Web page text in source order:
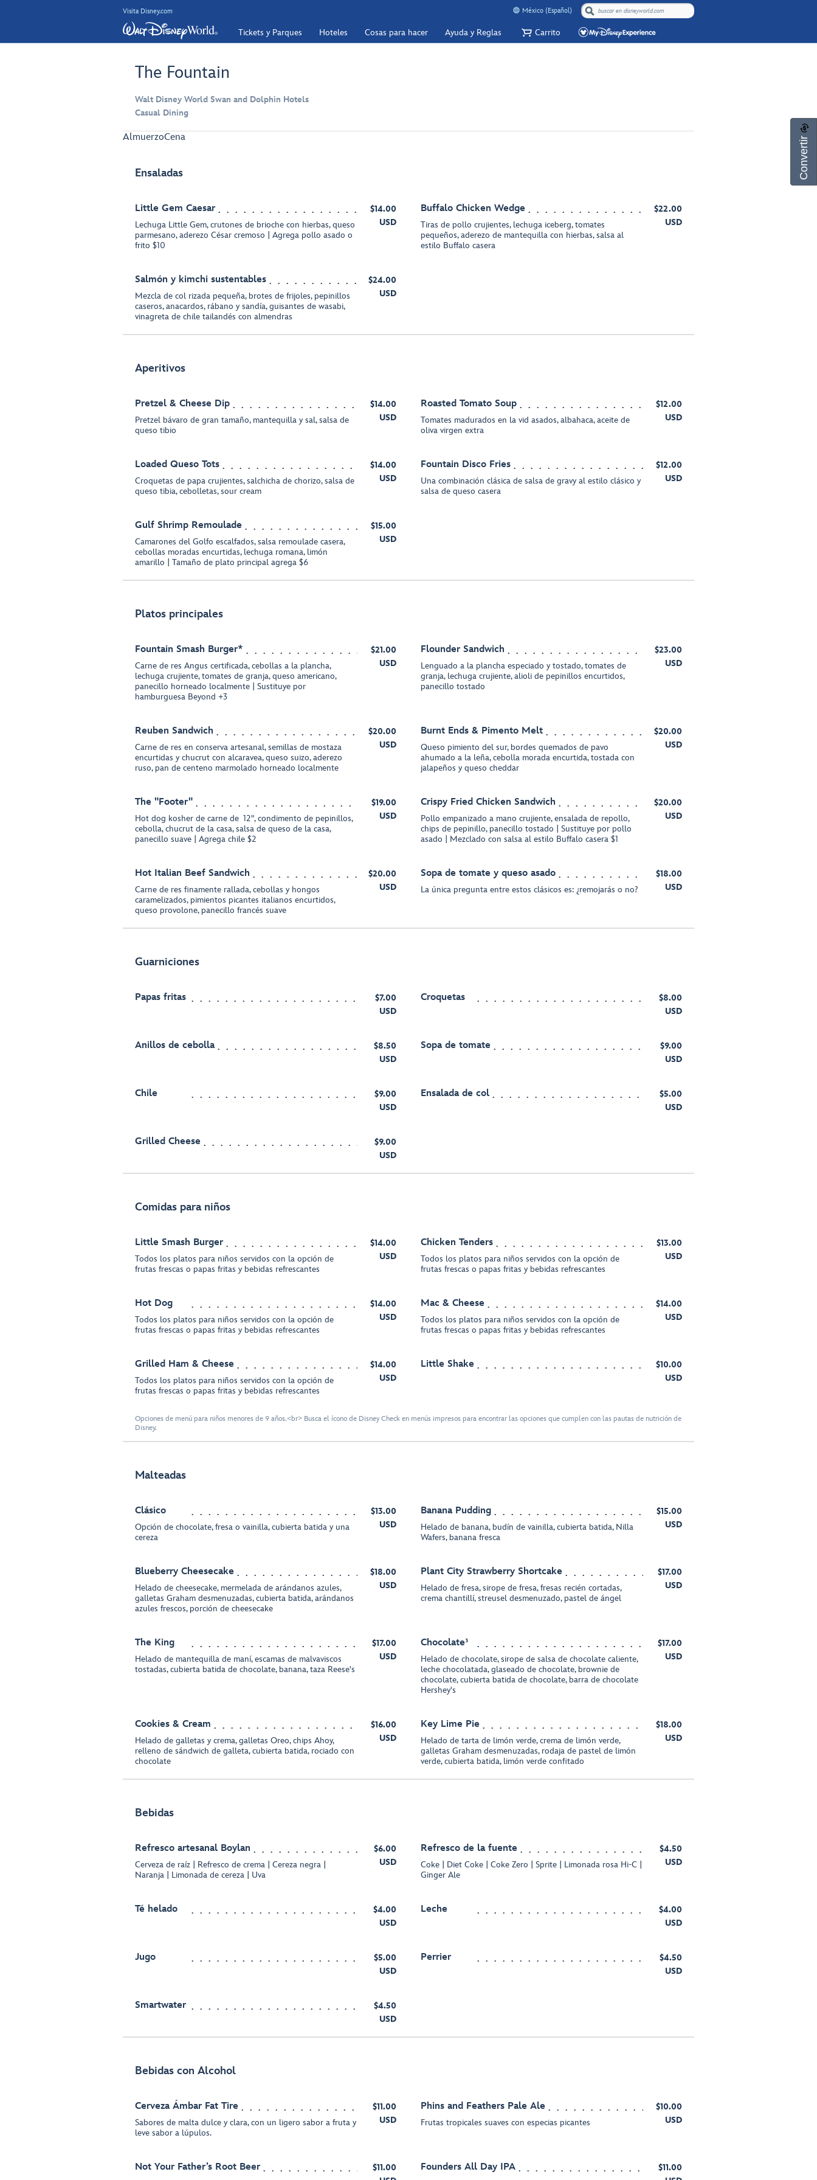
Visita Disney.com México (Español)
Tickets y Parques Hoteles Cosas para hacer Ayuda y Reglas Carrito
The Fountain
Walt Disney World Swan and Dolphin Hotels
Casual Dining
AlmuerzoCena
Ensaladas
Little Gem Caesar
Lechuga Little Gem, crutones de brioche con hierbas, queso
parmesano, aderezo César cremoso | Agrega pollo asado o
frito $10
$14.00
USD
Buffalo Chicken Wedge
Tiras de pollo crujientes, lechuga iceberg, tomates
pequeños, aderezo de mantequilla con hierbas, salsa al
estilo Buffalo casera
$22.00
USD
Salmón y kimchi sustentables
Mezcla de col rizada pequeña, brotes de frijoles, pepinillos
caseros, anacardos, rábano y sandía, guisantes de wasabi,
vinagreta de chile tailandés con almendras
$24.00
USD
Aperitivos
Pretzel & Cheese Dip
Pretzel bávaro de gran tamaño, mantequilla y sal, salsa de
queso tibio
$14.00
USD
Roasted Tomato Soup
Tomates madurados en la vid asados, albahaca, aceite de
oliva virgen extra
$12.00
USD
Loaded Queso Tots
Croquetas de papa crujientes, salchicha de chorizo, salsa de
queso tibia, cebolletas, sour cream
$14.00
USD
Fountain Disco Fries
Una combinación clásica de salsa de gravy al estilo clásico y
salsa de queso casera
$12.00
USD
Gulf Shrimp Remoulade
Camarones del Golfo escalfados, salsa remoulade casera,
cebollas moradas encurtidas, lechuga romana, limón
amarillo | Tamaño de plato principal agrega $6
$15.00
USD
Platos principales
Fountain Smash Burger*
Carne de res Angus certificada, cebollas a la plancha,
lechuga crujiente, tomates de granja, queso americano,
panecillo horneado localmente | Sustituye por
hamburguesa Beyond +3
$21.00
USD
Flounder Sandwich
Lenguado a la plancha especiado y tostado, tomates de
granja, lechuga crujiente, alioli de pepinillos encurtidos,
panecillo tostado
$23.00
USD
Reuben Sandwich
Carne de res en conserva artesanal, semillas de mostaza
encurtidas y chucrut con alcaravea, queso suizo, aderezo
ruso, pan de centeno marmolado horneado localmente
$20.00
USD
Burnt Ends & Pimento Melt
Queso pimiento del sur, bordes quemados de pavo
ahumado a la leña, cebolla morada encurtida, tostada con
jalapeños y queso cheddar
$20.00
USD
The "Footer"
Hot dog kosher de carne de 12", condimento de pepinillos,
cebolla, chucrut de la casa, salsa de queso de la casa,
panecillo suave | Agrega chile $2
$19.00
USD
Crispy Fried Chicken Sandwich
Pollo empanizado a mano crujiente, ensalada de repollo,
chips de pepinillo, panecillo tostado | Sustituye por pollo
asado | Mezclado con salsa al estilo Buffalo casera $1
$20.00
USD
Hot Italian Beef Sandwich
Carne de res finamente rallada, cebollas y hongos
caramelizados, pimientos picantes italianos encurtidos,
queso provolone, panecillo francés suave
$20.00
USD
Sopa de tomate y queso asado
La única pregunta entre estos clásicos es: ¿remojarás o no?
$18.00
USD
Guarniciones
Papas fritas
$7.00
USD
Croquetas
$8.00
USD
Anillos de cebolla
$8.50
USD
Sopa de tomate
$9.00
USD
Chile
$9.00
USD
Ensalada de col
$5.00
USD
Grilled Cheese
$9.00
USD
Comidas para niños
Little Smash Burger
Todos los platos para niños servidos con la opción de
frutas frescas o papas fritas y bebidas refrescantes
$14.00
USD
Chicken Tenders
Todos los platos para niños servidos con la opción de
frutas frescas o papas fritas y bebidas refrescantes
$13.00
USD
Hot Dog
Todos los platos para niños servidos con la opción de
frutas frescas o papas fritas y bebidas refrescantes
$14.00
USD
Mac & Cheese
Todos los platos para niños servidos con la opción de
frutas frescas o papas fritas y bebidas refrescantes
$14.00
USD
Grilled Ham & Cheese
Todos los platos para niños servidos con la opción de
frutas frescas o papas fritas y bebidas refrescantes
$14.00
USD
Little Shake
$10.00
USD
Opciones de menú para niños menores de 9 años.<br> Busca el ícono de Disney Check en menús impresos para encontrar las opciones que cumplen con las pautas de nutrición de
Disney.
Malteadas
Clásico
Opción de chocolate, fresa o vainilla, cubierta batida y una
cereza
$13.00
USD
Banana Pudding
Helado de banana, budín de vainilla, cubierta batida, Nilla
Wafers, banana fresca
$15.00
USD
Blueberry Cheesecake
Helado de cheesecake, mermelada de arándanos azules,
galletas Graham desmenuzadas, cubierta batida, arándanos
azules frescos, porción de cheesecake
$18.00
USD
Plant City Strawberry Shortcake
Helado de fresa, sirope de fresa, fresas recién cortadas,
crema chantillí, streusel desmenuzado, pastel de ángel
$17.00
USD
The King
Helado de mantequilla de maní, escamas de malvaviscos
tostadas, cubierta batida de chocolate, banana, taza Reese's
$17.00
USD
Chocolate³
Helado de chocolate, sirope de salsa de chocolate caliente,
leche chocolatada, glaseado de chocolate, brownie de
chocolate, cubierta batida de chocolate, barra de chocolate
Hershey's
$17.00
USD
Cookies & Cream
Helado de galletas y crema, galletas Oreo, chips Ahoy,
relleno de sándwich de galleta, cubierta batida, rociado con
chocolate
$16.00
USD
Key Lime Pie
Helado de tarta de limón verde, crema de limón verde,
galletas Graham desmenuzadas, rodaja de pastel de limón
verde, cubierta batida, limón verde confitado
$18.00
USD
Bebidas
Refresco artesanal Boylan
Cerveza de raíz | Refresco de crema | Cereza negra |
Naranja | Limonada de cereza | Uva
$6.00
USD
Refresco de la fuente
Coke | Diet Coke | Coke Zero | Sprite | Limonada rosa Hi-C |
Ginger Ale
$4.50
USD
Té helado
$4.00
USD
Leche
$4.00
USD
Jugo
$5.00
USD
Perrier
$4.50
USD
Smartwater
$4.50
USD
Bebidas con Alcohol
Cerveza Ámbar Fat Tire
Sabores de malta dulce y clara, con un ligero sabor a fruta y
leve sabor a lúpulos.
$11.00
USD
Phins and Feathers Pale Ale
Frutas tropicales suaves con especias picantes
$10.00
USD
Not Your Father’s Root Beer
$11.00
Founders All Day IPA
$11.00
Convertir